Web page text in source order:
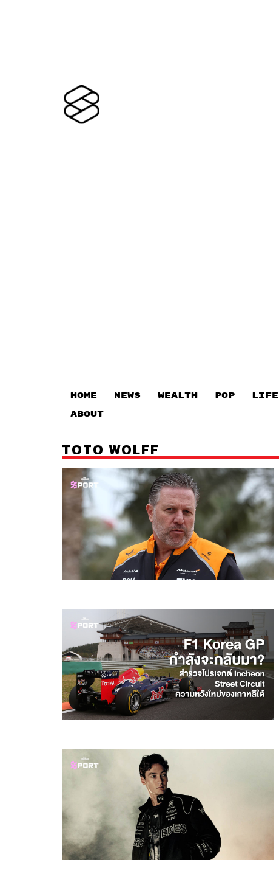
HOME NEWS WEALTH POP LIFE
ABOUT
TOTO WOLFF